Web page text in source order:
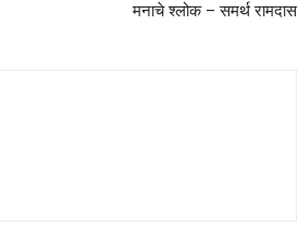
मनाचे श्लोक – समर्थ रामदास